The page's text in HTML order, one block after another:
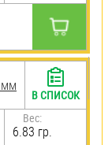
мм
Вес:
6.83 гр.
В СПИСОК